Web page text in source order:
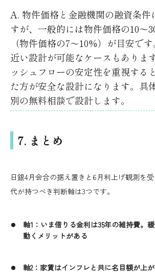
A. 物件価格と金融機関の融資条件
すが、一般的には物件価格の10〜
（物件価格の7〜10%）が目安で
近い設計が可能なケースもありま
ッシュフローの安定性を重視する
た方が安全な設計になります。具
別の無料相談で設計します。
7. まとめ
日銀4月会合の据え置きと6月利上げ観測を
代が持つべき判断軸は3つです。
軸1：いま借りる金利は35年の維持費。
動くメリットがある
軸2：家賃はインフレと共に名目額が上